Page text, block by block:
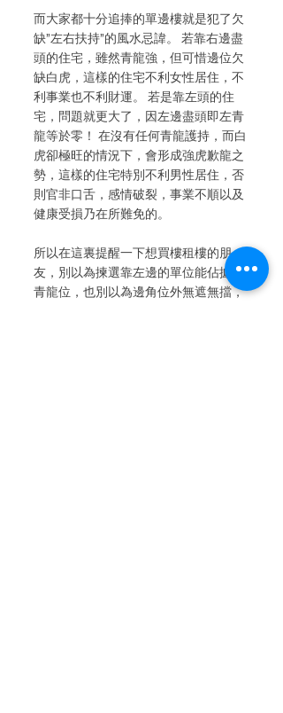
而大家都十分追捧的單邊樓就是犯了欠
缺”左右扶持”的風水忌諱。 若靠右邊盡
頭的住宅，雖然青龍強，但可惜邊位欠
缺白虎，這樣的住宅不利女性居住，不
利事業也不利財運。 若是靠左頭的住
宅，問題就更大了，因左邊盡頭即左青
龍等於零！ 在沒有任何青龍護持，而白
虎卻極旺的情況下，會形成強虎歉龍之
勢，這樣的住宅特別不利男性居住，否
則官非口舌，感情破裂，事業不順以及
健康受損乃在所難免的。
所以在這裏提醒一下想買樓租樓的朋
友，別以為揀選靠左邊的單位能佔據了
青龍位，也別以為邊角位外無遮無擋，